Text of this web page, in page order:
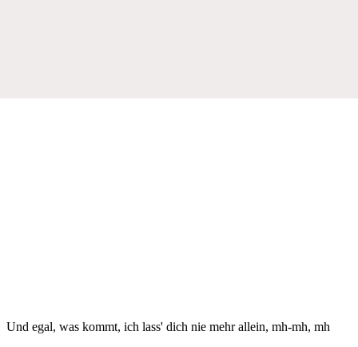
Und egal, was kommt, ich lass' dich nie mehr allein, mh-mh, mh